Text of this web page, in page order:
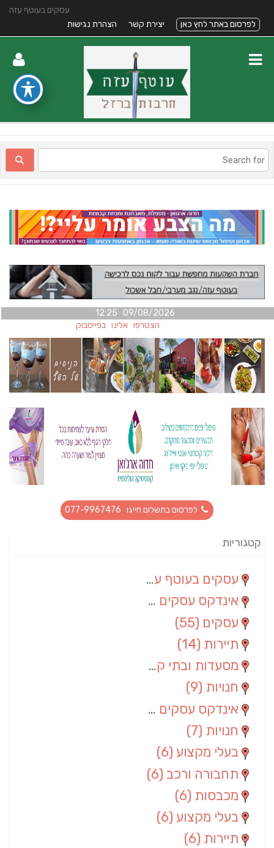
עסקים בעוטף עזה
לפרסום באתר לחץ כאן
יצירת קשר הצהרת נגישות
09/08/2026 12:25
הצטרפו אלינו בפייסבוק
לפרסום בתשלום חייגו 077-9967476
קטגוריות
עסקים בעוטף עזה
אינדקס עסקים מרחבי
עסקים (55)
תיירות (14)
מסעדות ובתי קפה
חנויות (9)
אינדקס עסקים ארצי
חנויות (7)
בעלי מקצוע (6)
תחבורה ורכב (6)
מכבסות (6)
בעלי מקצוע (6)
תיירות (6)